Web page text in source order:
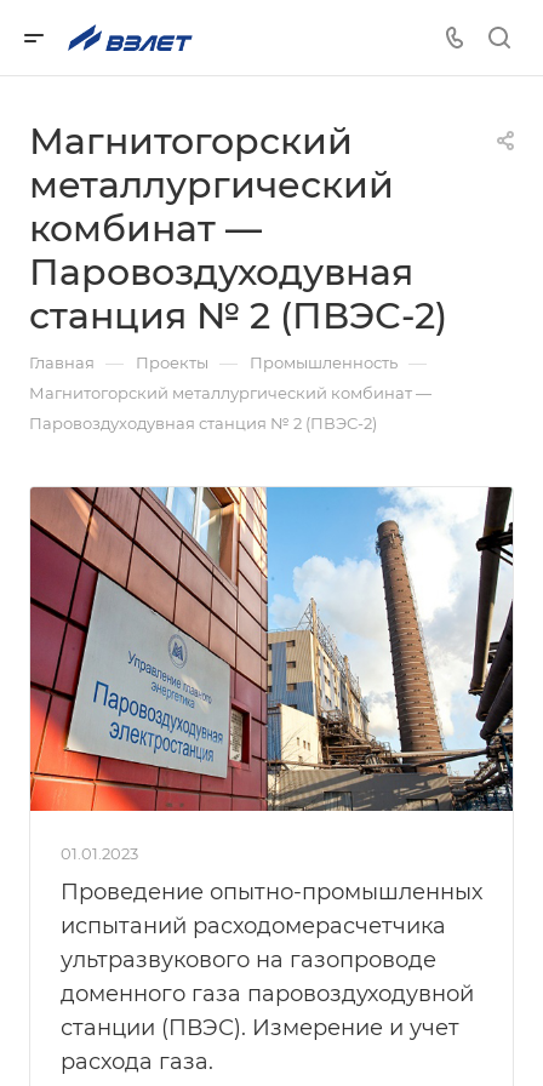
Магнитогорский
металлургический
комбинат —
Паровоздуходувная
станция № 2 (ПВЭС-2)
Главная — Проекты — Промышленность —
Магнитогорский металлургический комбинат —
Паровоздуходувная станция № 2 (ПВЭС-2)
01.01.2023
Проведение опытно-промышленных
испытаний расходомера­счетчика
ультразвукового на газопроводе
доменного газа паровоздуходувной
станции (ПВЭС). Измерение и учет
расхода газа.